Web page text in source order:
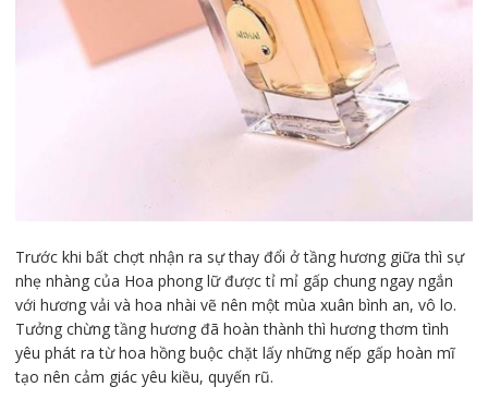
Trước khi bất chợt nhận ra sự thay đổi ở tầng hương giữa thì sự
nhẹ nhàng của Hoa phong lữ được tỉ mỉ gấp chung ngay ngắn
với hương vải và hoa nhài vẽ nên một mùa xuân bình an, vô lo.
Tưởng chừng tầng hương đã hoàn thành thì hương thơm tình
yêu phát ra từ hoa hồng buộc chặt lấy những nếp gấp hoàn mĩ
tạo nên cảm giác yêu kiều, quyến rũ.